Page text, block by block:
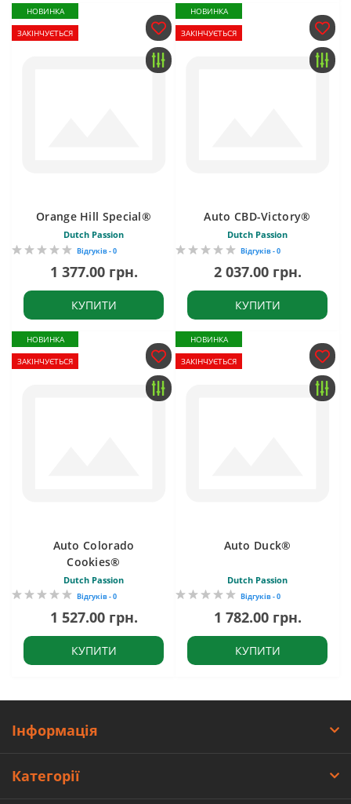
НОВИНКА
ЗАКІНЧУЄТЬСЯ
Orange Hill Special®
Dutch Passion
Відгуків - 0
1 377.00 грн.
КУПИТИ
НОВИНКА
ЗАКІНЧУЄТЬСЯ
Auto CBD-Victory®
Dutch Passion
Відгуків - 0
2 037.00 грн.
КУПИТИ
НОВИНКА
ЗАКІНЧУЄТЬСЯ
Auto Colorado
Cookies®
Dutch Passion
Відгуків - 0
1 527.00 грн.
КУПИТИ
НОВИНКА
ЗАКІНЧУЄТЬСЯ
Auto Duck®
Dutch Passion
Відгуків - 0
1 782.00 грн.
КУПИТИ
Інформація
Категорії